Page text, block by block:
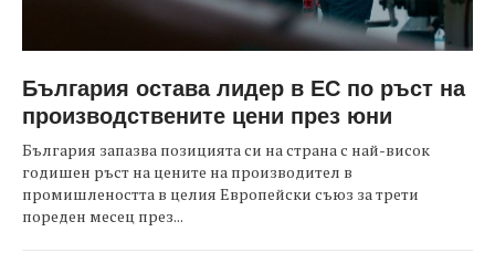
България остава лидер в ЕС по ръст на
производствените цени през юни
България запазва позицията си на страна с най-висок
годишен ръст на цените на производител в
промишлеността в целия Европейски съюз за трети
пореден месец през...